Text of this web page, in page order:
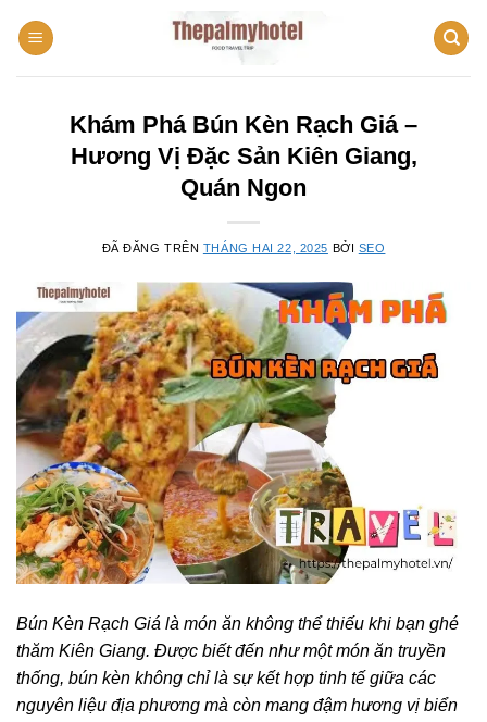
đến
Khám Phá Bún Kèn Rạch Giá –
Hương Vị Đặc Sản Kiên Giang,
Quán Ngon
ĐÃ ĐĂNG TRÊN THÁNG HAI 22, 2025 BỞI SEO
Bún Kèn Rạch Giá là món ăn không thể thiếu khi bạn ghé
thăm Kiên Giang. Được biết đến như một món ăn truyền
thống, bún kèn không chỉ là sự kết hợp tinh tế giữa các
nguyên liệu địa phương mà còn mang đậm hương vị biển